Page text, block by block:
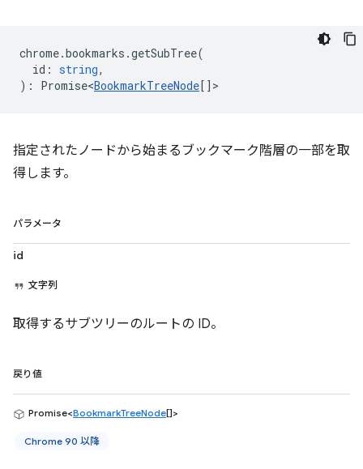
chrome.bookmarks .getSubTree(
id : string,
) : Promise<BookmarkTreeNode [] >
指定されたノードから始まるブックマーク階層の一部を取
得します。
パラメータ
id
文字列
取得するサブツリーのルートの ID。
戻り値
Promise<BookmarkTreeNode[]>
Chrome 90 以降